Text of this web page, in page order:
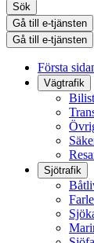
Sök
Gå till e-tjänsten
Gå till e-tjänsten
Första
Vägtrafik
Sjötrafik